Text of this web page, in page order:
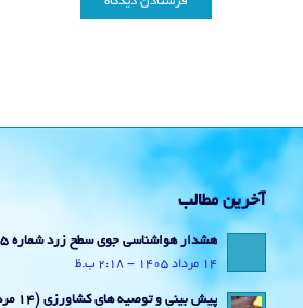
آخرین مطالب
هشدار هواشناسی جوی سطح زرد شماره 15 مورخ 14 مرداد 1405
14 مرداد 1405 - 2:18 ب.ظ
پیش بینی و توصیه های کشاورزی (14 مرداد ۱۴۰۵)